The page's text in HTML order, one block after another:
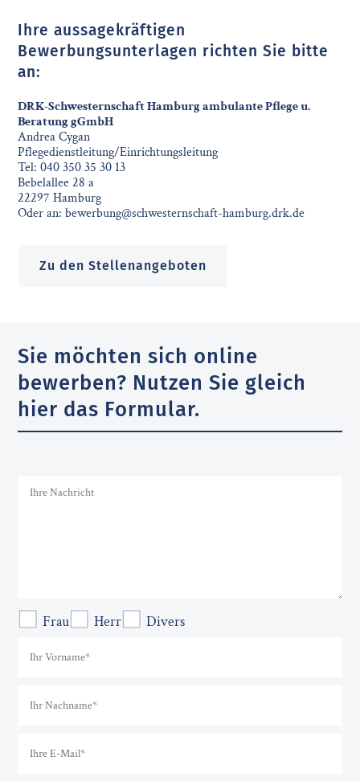
Ihre aussagekräftigen
Bewerbungsunterlagen richten Sie bitte
an:
DRK-Schwesternschaft Hamburg ambulante Pflege u.
Beratung gGmbH
Andrea Cygan
Pflegedienstleitung/Einrichtungsleitung
Tel: 040 350 35 30 13
Bebelallee 28 a
22297 Hamburg
Oder an:bewerbung@schwesternschaft-hamburg.drk.de
Zu den Stellenangeboten
Sie möchten sich online
bewerben? Nutzen Sie gleich
hier das Formular.
Frau Herr Divers